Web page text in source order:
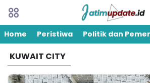
Home Peristiwa Politik dan
KUWAIT CITY